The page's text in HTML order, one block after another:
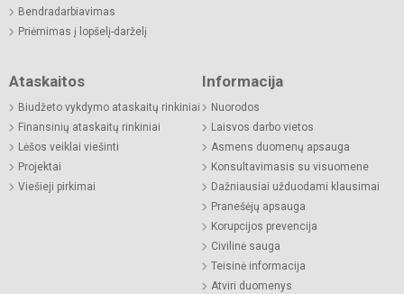
Bendradarbiavimas
Priėmimas į lopšelį-darželį
Ataskaitos
Biudžeto vykdymo ataskaitų rinkiniai
Finansinių ataskaitų rinkiniai
Lėšos veiklai viešinti
Projektai
Viešieji pirkimai
Informacija
Nuorodos
Laisvos darbo vietos
Asmens duomenų apsauga
Konsultavimasis su visuomene
Dažniausiai užduodami klausimai
Pranešėjų apsauga
Korupcijos prevencija
Civilinė sauga
Teisinė informacija
Atviri duomenys